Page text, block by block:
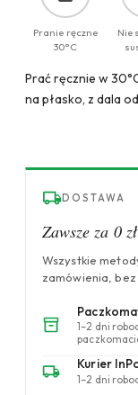
Pranie ręczne
30°C
Nie
Prać ręcznie w
na płasko, z dala
DOSTAWA
Zawsze za 0 zł
Wszystkie
zamówienia, bez
1–2 dni
Kurier
1–2 dni